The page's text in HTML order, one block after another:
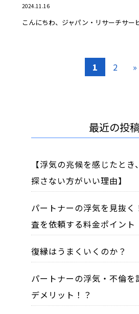
2024.11.16
こんにちわ、ジャパン・リサーチサ
1 2 »
最近の投稿
【浮気の兆候を感じたと
探さない方がいい理由】
パートナーの浮気を見抜く
査を依頼する料金ポイント
復縁はうまくいくのか？
パートナーの浮気・不倫を
デメリット！？